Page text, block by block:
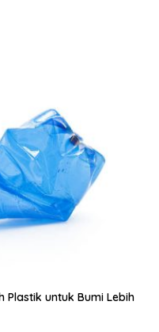
Plastik untuk Bumi Lebih